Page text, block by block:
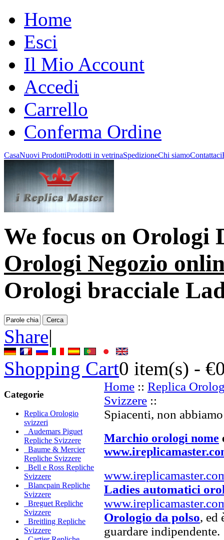
Home
Esci
Il Mio Account
Accedi
Carrello
Conferma Ordine
CasaNuovi ProdottiProdotti in vetrinaSpedizioneChi siamoContattaci
We focus on Orologi
Orologi Negozio
Orologi bracciale
Share|
Shopping Cart0 item(s) -
Categorie
Replica Orologio
svizzeri
Audemars Piguet
Repliche Svizzere
Baume & Mercier
Repliche Svizzere
Bell e Ross Repliche
Svizzere
Blancpain Repliche
Svizzere
Breguet Repliche
Svizzere
Breitling Repliche
Svizzere
Home :: Replica
Svizzere ::
Spiacenti, non
Marchio orologi nome
Ladies automatici
Orologio da polso, ed
guardare indipendente.